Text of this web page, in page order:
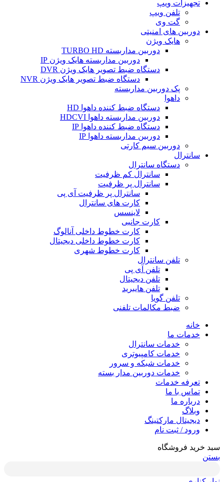
تجهیزات ویپ
تلفن ویپ
گت وی
دوربین های امنیتی
هایک ویژن
دوربین مداربسته TURBO HD
دوربین مداربسته هایک ویژن IP
دستگاه ضبط تصویر هایک ویژن DVR
دستگاه ضبط تصویر هایک ویژن NVR
پک دوربین مداربسته
داهوا
دستگاه ضبط کننده داهوا HD
دوربین مداربسته داهوا HDCVI
دستگاه ضبط کننده داهوا IP
دوربین مداربسته داهوا IP
دوربین سیم کارتی
سانترال
دستگاه سانترال
سانترال کم ظرفیت
سانترال پر ظرفیت
سانترال پر ظرفیت آی پی
کارت های سانترال
لاینسس
کارت جانبی
کارت خطوط داخلی آنالوگ
کارت خطوط داخلی دیجیتال
کارت خطوط شهری
تلفن سانترال
تلفن آی پی
تلفن دیجیتال
تلفن هایبرید
تلفن گویا
ضبط مکالمات تلفنی
خانه
خدمات ما
خدمات سانترال
خدمات کامپیوتری
خدمات شبکه و سرور
خدمات دوربین مدار بسته
تعرفه خدمات
تماس با ما
درباره ما
وبلاگ
دیجیتال مارکتینگ
ورود / ثبت نام
سبد خرید فروشگاه
بستن